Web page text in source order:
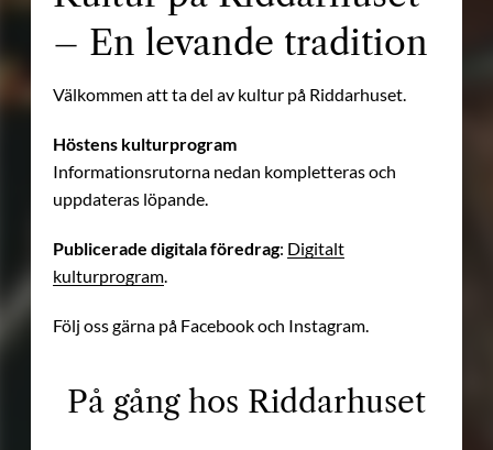
– En levande tradition
Välkommen att ta del av kultur på Riddarhuset.
Höstens kulturprogram
Informationsrutorna nedan kompletteras och
uppdateras löpande.
Publicerade digitala föredrag: Digitalt
kulturprogram.
Följ oss gärna på Facebook och Instagram.
På gång hos Riddarhuset